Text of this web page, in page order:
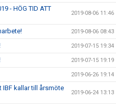
- HÖG TID ATT
2019-08-06 11:46
2019-08-06 08:43
2019-07-15 19:34
2019-07-15 19:19
2019-06-26 19:14
IBF kallar till årsmöte
2019-06-24 13:13